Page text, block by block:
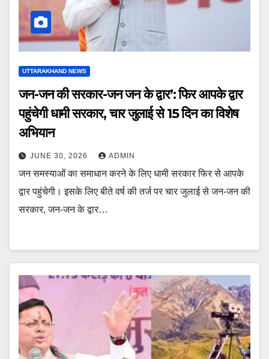
UTTARAKHAND NEWS
जन-जन की सरकार-जन जन के द्वार’: फिर आपके द्वार
पहुंचेगी धामी सरकार, चार जुलाई से 15 दिन का विशेष
अभियान
JUNE 30, 2026 ADMIN
जन समस्याओं का समाधान करने के लिए धामी सरकार फिर से आपके
द्वार पहुंचेगी। इसके लिए बीते वर्ष की तर्ज पर चार जुलाई से जन-जन की
सरकार, जन-जन के द्वार…